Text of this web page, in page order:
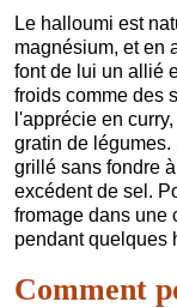
Le halloumi est
magnésium, et en
font de lui un allié
froids comme des
l'apprécie en
gratin de
grillé sans fondre
excédent de sel.
fromage dans une
pendant quelques
Comment